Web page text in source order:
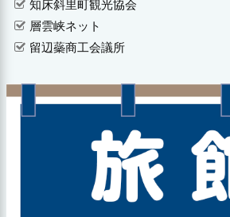
知床斜里町観光協会
層雲峡ネット
留辺蘂商工会議所